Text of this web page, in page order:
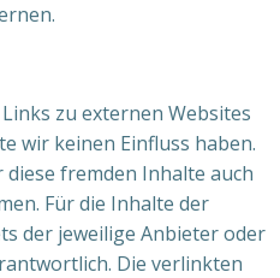
zu externen Websites
wir keinen Einfluss haben.
fremden Inhalte auch
Für die Inhalte der
der jeweilige Anbieter oder
Die verlinkten